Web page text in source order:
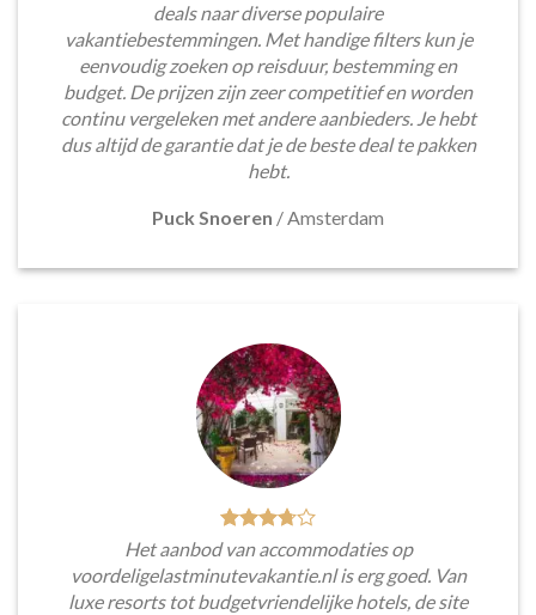
deals naar diverse populaire
vakantiebestemmingen. Met handige filters kun je
eenvoudig zoeken op reisduur, bestemming en
budget. De prijzen zijn zeer competitief en worden
continu vergeleken met andere aanbieders. Je hebt
dus altijd de garantie dat je de beste deal te pakken
hebt.
Puck Snoeren /Amsterdam
Het aanbod van accommodaties op
voordeligelastminutevakantie.nl is erg goed. Van
luxe resorts tot budgetvriendelijke hotels, de site